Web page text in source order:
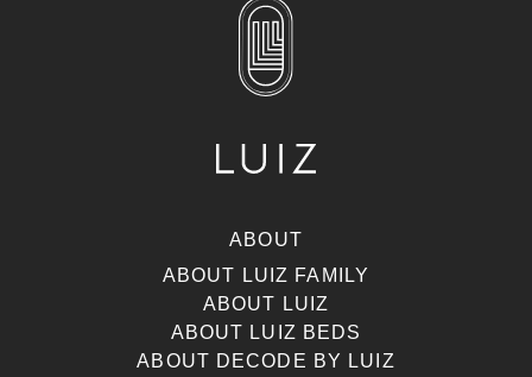
ABOUT
ABOUT LUIZ FAMILY
ABOUT LUIZ
ABOUT LUIZ BEDS
ABOUT DECODE BY LUIZ